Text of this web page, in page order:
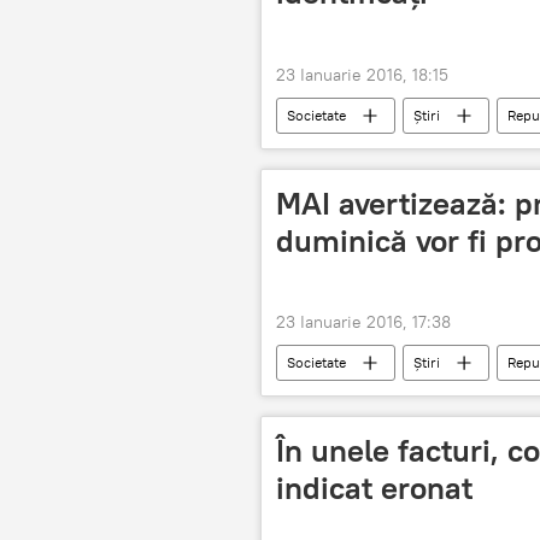
23 Ianuarie 2016, 18:15
Societate Știri
Proteste la Chişinău după învestirea
MAI avertizează:
duminică vor fi
23 Ianuarie 2016, 17:38
Societate Știri
Proteste la Chişinău după învestirea
În unele facturi,
indicat eronat